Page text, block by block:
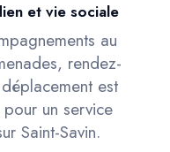
et vie sociale
au
rendez-
est
un service
Saint-Savin.